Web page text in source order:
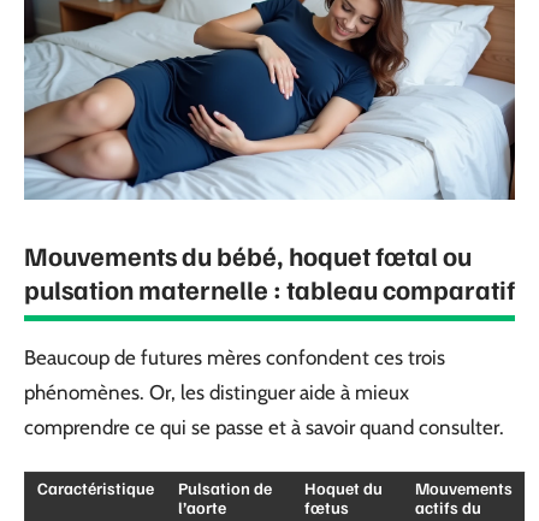
Mouvements du bébé, hoquet fœtal ou
pulsation maternelle : tableau comparatif
Beaucoup de futures mères confondent ces trois
phénomènes. Or, les distinguer aide à mieux
comprendre ce qui se passe et à savoir quand consulter.
Caractéristique
Pulsation de
l’aorte
Hoquet du
fœtus
Mouvements
actifs du